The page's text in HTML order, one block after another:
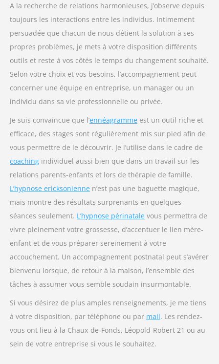
A la recherche de relations harmonieuses, j’observe depuis
toujours les interactions entre les individus. Intimement
persuadée que chacun de nous détient la solution à ses
propres problèmes, je mets à votre disposition différents
outils et reste à vos côtés le temps du changement souhaité.
Selon votre choix et vos besoins, l’accompagnement peut
concerner une équipe en entreprise, un manager ou un
individu dans sa vie professionnelle ou privée.
Je suis convaincue que l’ennéagramme est un outil riche et
efficace, des stages sont régulièrement mis sur pied afin de
vous permettre de le découvrir. Je l’utilise dans le cadre de
coaching individuel aussi bien que dans un travail sur les
relations parents-enfants et lors de thérapie de famille.
L’hypnose ericksonienne n’est pas une baguette magique,
mais montre des résultats surprenants en quelques
séances seulement. L’hypnose périnatale vous permettra de
vivre pleinement votre grossesse, d’accentuer le lien mère-
enfant et de vous préparer sereinement à votre
accouchement. Un accompagnement postnatal peut s’avérer
bienvenu lorsque, de retour à la maison, l’ensemble des
tâches à assumer vous semble soudain insurmontable.
Si vous désirez de plus amples renseignements, je me tiens
à votre disposition, par téléphone ou par mail. Les rendez-
vous ont lieu à la Chaux-de-Fonds, Léopold-Robert 21 ou au
sein de votre entreprise si vous le souhaitez.